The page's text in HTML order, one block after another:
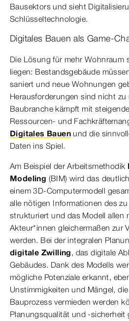
Bausektors und sieht
Schlüsseltechnologie.
Digitales Bauen als Game-
Die Lösung für mehr Wohnraum
liegen: Bestandsgebäude
saniert und neue Wohnungen
Herausforderungen sind nicht
Baubranche kämpft mit
Ressourcen- und
Digitales Bauen und die
Daten ins Spiel.
Am Beispiel der Arbeitsmethodik
Modeling (BIM) wird das
einem 3D-Computermodell
alle nötigen Informationen des
strukturiert und das Modell allen
Akteur*innen gleichermaßen zur
werden. Bei der integralen
digitale Zwilling, das digitale
Gebäudes. Dank des Modells
mögliche Potenziale erkannt,
Unstimmigkeiten und Mängel,
Bauprozess vermieden werden
Planungsqualität und -sicherheit